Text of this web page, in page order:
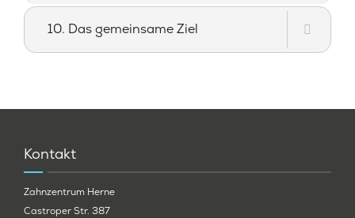
10. Das gemeinsame Ziel
Kontakt
Zahnzentrum Herne
Castroper Str. 387